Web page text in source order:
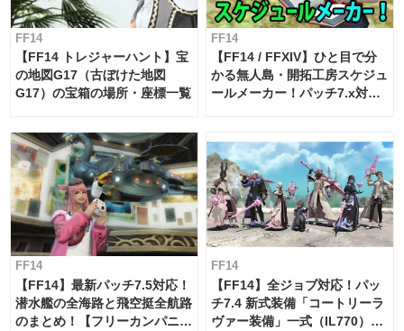
FF14
【FF14 トレジャーハント】宝
の地図G17（古ぼけた地図
G17）の宝箱の場所・座標一覧
FF14
【FF14 / FFXIV】ひと目で分
かる無人島・開拓工房スケジュ
ールメーカー！パッチ7.x対応
FF14
【FF14】最新パッチ7.5対応！
潜水艦の全海路と飛空挺全航路
のまとめ！【フリーカンパニ
FF14
【FF14】全ジョブ対応！パッ
チ7.4 新式装備「コートリーラ
ヴァー装備」一式（IL770）の